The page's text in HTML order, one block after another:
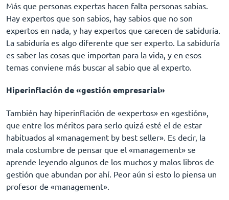
Más que personas expertas hacen falta personas sabias.
Hay expertos que son sabios, hay sabios que no son
expertos en nada, y hay expertos que carecen de sabiduría.
La sabiduría es algo diferente que ser experto. La sabiduría
es saber las cosas que importan para la vida, y en esos
temas conviene más buscar al sabio que al experto.
Hiperinflación de «gestión empresarial»
También hay hiperinflación de «expertos» en «gestión»,
que entre los méritos para serlo quizá esté el de estar
habituados al «management by best seller». Es decir, la
mala costumbre de pensar que el «management» se
aprende leyendo algunos de los muchos y malos libros de
gestión que abundan por ahí. Peor aún si esto lo piensa un
profesor de «management».